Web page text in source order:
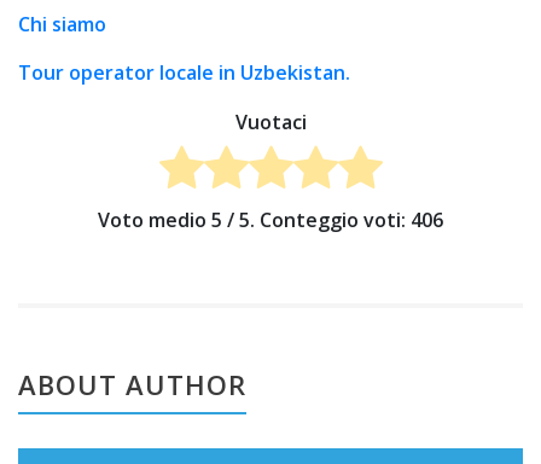
Chi siamo
Tour operator locale in Uzbekistan.
Vuotaci
Voto medio 5 / 5. Conteggio voti: 406
ABOUT AUTHOR